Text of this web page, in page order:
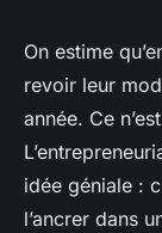
Faites
avec
Rémy•16/06/
On estime
revoir leur
année. Ce
idée géniale :
l’ancrer dans